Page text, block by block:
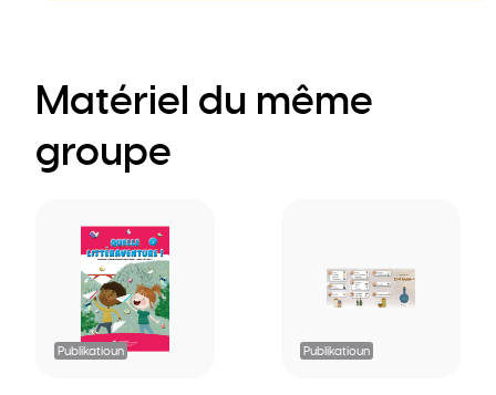
Matériel du même
groupe
Publikatioun Publikatioun